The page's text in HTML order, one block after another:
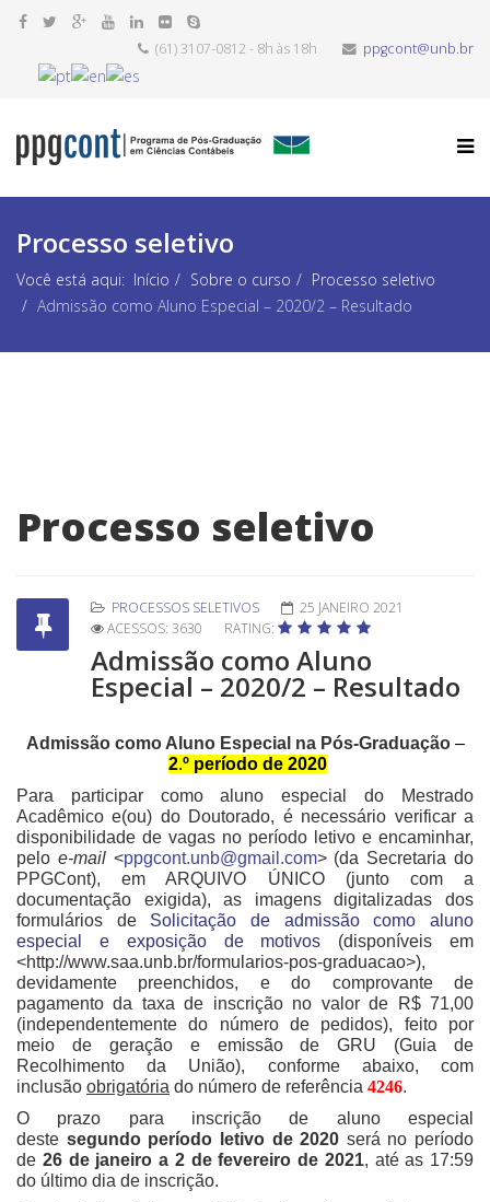
(61) 3107-0812 - 8h às 18h ppgcont@unb.br
Processo seletivo
Você está aqui: Início Sobre o curso
Processo seletivo
Admissão como Aluno Especial – 2020/2 – Resultado
Processo seletivo
PROCESSOS SELETIVOS
25 JANEIRO 2021
ACESSOS: 3630
RATING:
Admissão como Aluno
Especial – 2020/2 – Resultado
Admissão como Aluno Especial na Pós-Graduação –
2.º período de 2020
Para participar como aluno especial do Mestrado
Acadêmico e(ou) do Doutorado, é necessário verificar a
disponibilidade de vagas no período letivo e encaminhar,
pelo e-mail<ppgcont.unb@gmail.com> (da Secretaria do
PPGCont), em ARQUIVO ÚNICO (junto com a
documentação exigida), as imagens digitalizadas dos
formulários de Solicitação de admissão como aluno
especial e exposição de motivos (disponíveis em
<http://www.saa.unb.br/formularios-pos-graduacao>),
devidamente preenchidos, e do comprovante de
pagamento da taxa de inscrição no valor de R$ 71,00
(independentemente do número de pedidos), feito por
meio de geração e emissão de GRU (Guia de
Recolhimento da União), conforme abaixo, com
inclusão obrigatória do número de referência 4246.
O prazo para inscrição de aluno especial
deste segundo período letivo de 2020 será no período
de 26 de janeiro a 2 de fevereiro de 2021, até as 17:59
do último dia de inscrição.